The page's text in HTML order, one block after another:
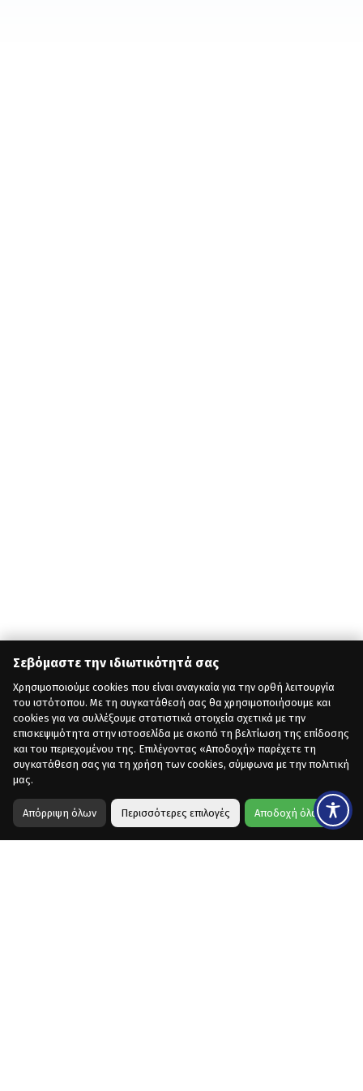
Σεβόμαστε την ιδιωτικότητά σας
Χρησιμοποιούμε cookies που είναι αναγκαία για την ορθή λειτουργία
του ιστότοπου. Με τη συγκατάθεσή σας θα χρησιμοποιήσουμε και
cookies για να συλλέξουμε στατιστικά στοιχεία σχετικά με την
επισκεψιμότητα στην ιστοσελίδα με σκοπό τη βελτίωση της επίδοσης
και του περιεχομένου της. Επιλέγοντας «Αποδοχή» παρέχετε τη
συγκατάθεση σας για τη χρήση των cookies, σύμφωνα με την πολιτική
μας.
Απόρριψη όλων Περισσότερες επιλογές Αποδοχή όλων